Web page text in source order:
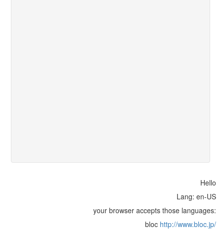
Hello
Lang: en-US
your browser accepts those languages:
bloc http://www.bloc.jp/